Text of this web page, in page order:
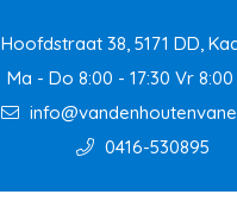
Hoofdstraat 38, 5171 DD,
Ma - Do 8:00 - 17:30 Vr
0416-530895